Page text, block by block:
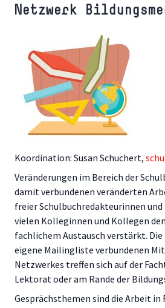
Netzwerk
Koordination: Susan Schuchert,
Veränderungen im Bereich der
damit verbundenen veränderten
freier Schulbuchredakteurinnen
vielen Kolleginnen und Kollegen
fachlichem Austausch verstärkt. Die
eigene Mailingliste verbundenen
Netzwerkes treffen sich auf der
Lektorat oder am Rande der
Gesprächsthemen sind die Arbeit